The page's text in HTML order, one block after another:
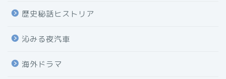
歴史秘話ヒストリア
沁みる夜汽車
海外ドラマ